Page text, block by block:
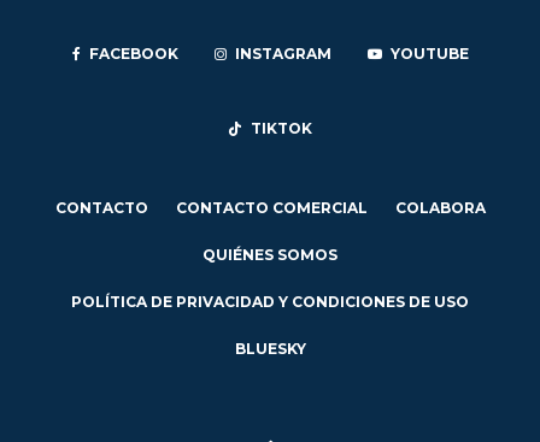
FACEBOOK INSTAGRAM YOUTUBE
TIKTOK
CONTACTO CONTACTO COMERCIAL COLABORA
QUIÉNES SOMOS
POLÍTICA DE PRIVACIDAD Y CONDICIONES DE USO
BLUESKY